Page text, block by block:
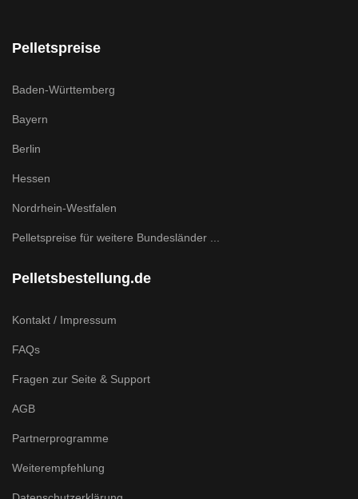
Pelletspreise
Baden-Württemberg
Bayern
Berlin
Hessen
Nordrhein-Westfalen
Pelletspreise für weitere Bundesländer ...
Pelletsbestellung.de
Kontakt / Impressum
FAQs
Fragen zur Seite & Support
AGB
Partnerprogramme
Weiterempfehlung